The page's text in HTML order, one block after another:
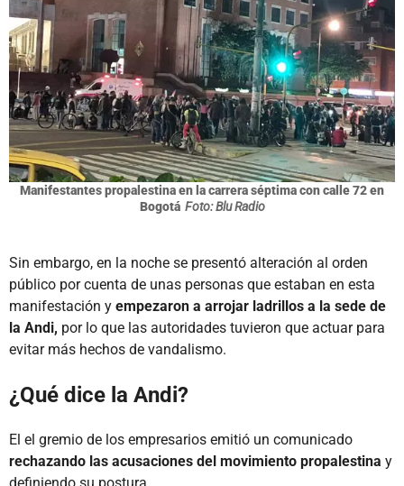
Manifestantes propalestina en la carrera séptima con calle 72 en
Bogotá Foto: Blu Radio
Sin embargo, en la noche se presentó alteración al orden
público por cuenta de unas personas que estaban en esta
manifestación y empezaron a arrojar ladrillos a la sede de
la Andi, por lo que las autoridades tuvieron que actuar para
evitar más hechos de vandalismo.
¿Qué dice la Andi?
El el gremio de los empresarios emitió un comunicado
rechazando las acusaciones del movimiento propalestina y
definiendo su postura.